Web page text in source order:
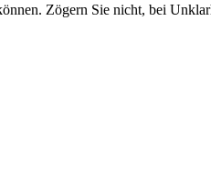
Zögern Sie nicht, bei